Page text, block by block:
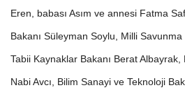
Eren, babası Asım ve annesi Fatma
Bakanı Süleyman Soylu, Milli
Tabii Kaynaklar Bakanı Berat Albayrak,
Nabi Avcı, Bilim Sanayi ve Teknoloji